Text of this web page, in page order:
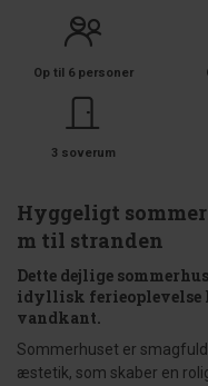
Op til 6 personer
3 soverum
Hyggeligt
m til stranden
Dette dejlige
idyllisk ferieoplevelse
vandkant.
Sommerhuset er
æstetik, som skaber en